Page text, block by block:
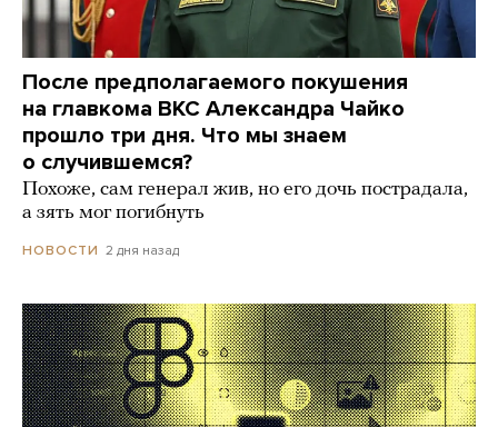
После предполагаемого покушения
на главкома ВКС Александра Чайко
прошло три дня. Что мы знаем
о случившемся?
Похоже, сам генерал жив, но его дочь пострадала,
а зять мог погибнуть
НОВОСТИ 2 дня назад